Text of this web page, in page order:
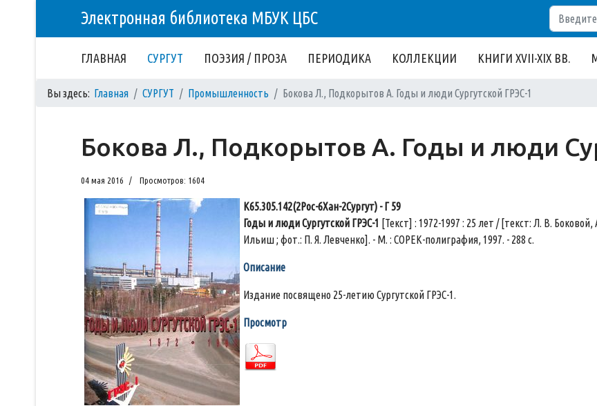
Электронная библиотека МБУК ЦБС
ГЛАВНАЯ СУРГУТ ПОЭЗИЯ / ПРОЗА ПЕРИОДИКА КОЛЛЕКЦИИ КНИГИ XVII-XIX ВВ.
Вы здесь: Главная СУРГУТ Промышленность Бокова Л., Подкорытов А. Годы и люди Сургутской ГРЭС-1
Бокова Л., Подкорытов А. Годы и люди
04 мая 2016 Просмотров: 1604
К65.305.142(2Рос-6Хан-2Сургут) - Г 59
Годы и люди Сургутской ГРЭС-1 [Текст] : 1972-1997 : 25 лет / [текст: Л. В.
Ильиш ; фот.: П. Я. Левченко]. - М. : СОРЕК-полиграфия, 1997. - 288 с.
Описание
Издание посвящено 25-летию Сургутской ГРЭС-1.
Просмотр